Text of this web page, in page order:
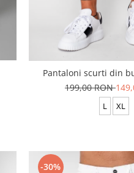
Pantaloni scurti din
199,00 RON
L XL
-30%